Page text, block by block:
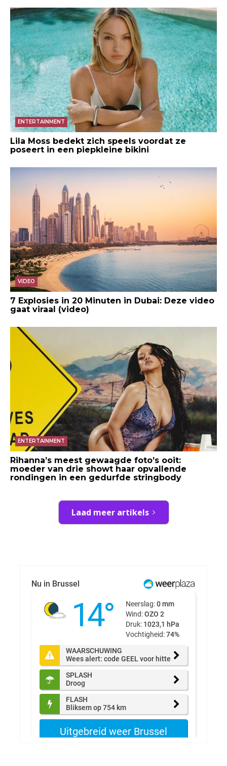
ENTERTAINMENT
Lila Moss bedekt zich speels voordat ze
poseert in een piepkleine bikini
VIDEO
7 Explosies in 20 Minuten in Dubai: Deze video
gaat viraal (video)
ENTERTAINMENT
Rihanna’s meest gewaagde foto’s ooit:
moeder van drie showt haar opvallende
rondingen in een gedurfde stringbody
Laad meer artikels